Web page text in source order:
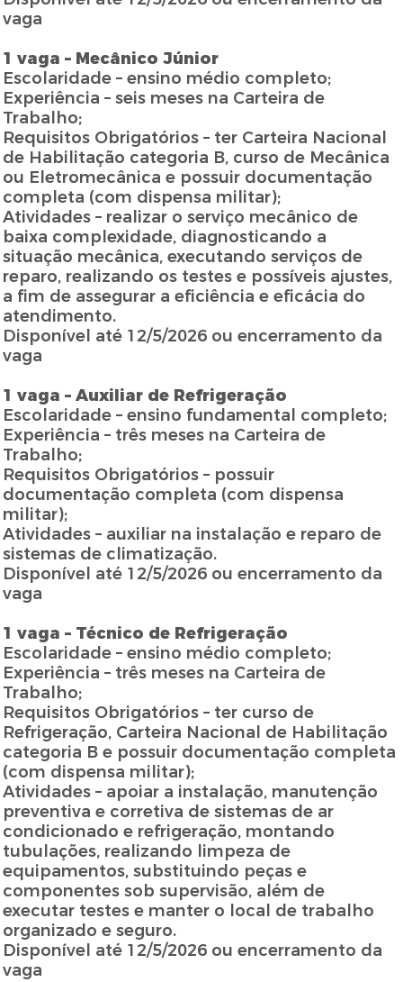
vaga
1 vaga – Mecânico Júnior
Escolaridade – ensino médio completo;
Experiência – seis meses na Carteira de
Trabalho;
Requisitos Obrigatórios – ter Carteira Nacional
de Habilitação categoria B, curso de Mecânica
ou Eletromecânica e possuir documentação
completa (com dispensa militar);
Atividades – realizar o serviço mecânico de
baixa complexidade, diagnosticando a
situação mecânica, executando serviços de
reparo, realizando os testes e possíveis ajustes,
a fim de assegurar a eficiência e eficácia do
atendimento.
Disponível até 12/5/2026 ou encerramento da
vaga
1 vaga – Auxiliar de Refrigeração
Escolaridade – ensino fundamental completo;
Experiência – três meses na Carteira de
Trabalho;
Requisitos Obrigatórios – possuir
documentação completa (com dispensa
militar);
Atividades – auxiliar na instalação e reparo de
sistemas de climatização.
Disponível até 12/5/2026 ou encerramento da
vaga
1 vaga – Técnico de Refrigeração
Escolaridade – ensino médio completo;
Experiência – três meses na Carteira de
Trabalho;
Requisitos Obrigatórios – ter curso de
Refrigeração, Carteira Nacional de Habilitação
categoria B e possuir documentação completa
(com dispensa militar);
Atividades – apoiar a instalação, manutenção
preventiva e corretiva de sistemas de ar
condicionado e refrigeração, montando
tubulações, realizando limpeza de
equipamentos, substituindo peças e
componentes sob supervisão, além de
executar testes e manter o local de trabalho
organizado e seguro.
Disponível até 12/5/2026 ou encerramento da
vaga